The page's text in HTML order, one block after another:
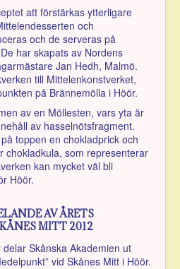
att förstärkas ytterligare
och
och de serveras på
har skapats av Nordens
Jan Hedh, Malmö.
till Mittelenkonstverket,
på Brännemölla i Höör.
av en Möllesten, vars yta är
av hasselnötsfragment.
toppen en chokladprick och
chokladkula, som representerar
kan mycket väl bli
Höör.
AV ÅRETS
MITT 2012
Skånska Akademien ut
vid Skånes Mitt i Höör.